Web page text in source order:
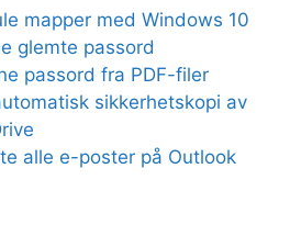
mapper med Windows 10
glemte passord
passord fra PDF-filer
sikkerhetskopi av
alle e-poster på Outlook